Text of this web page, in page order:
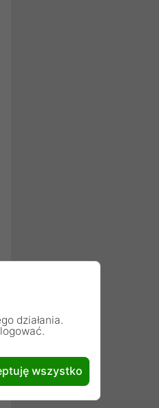
działania.
wszystko